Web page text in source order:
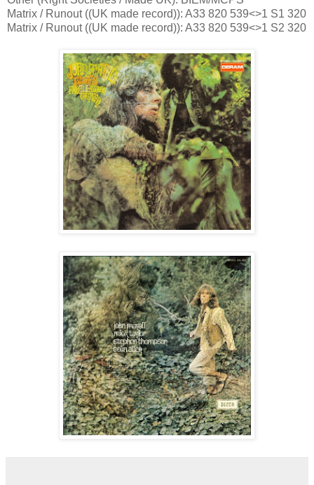
Matrix / Runout ((UK made record)): A33 820 539<>1 S1 320
Matrix / Runout ((UK made record)): A33 820 539<>1 S2 320